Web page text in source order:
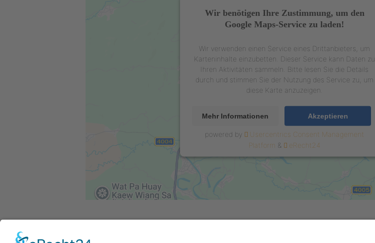
Wir benötigen Ihre Zustimmung, um den
Google Maps-Service zu laden!
Wir verwenden einen Service eines Drittanbieters, um
Karteninhalte einzubetten. Dieser Service kann Daten zu
Ihren Aktivitäten sammeln. Bitte lesen Sie die Details
durch und stimmen Sie der Nutzung des Service zu, um
diese Karte anzuzeigen.
Mehr Informationen Akzeptieren
powered by
Usercentrics Consent Management
Platform & eRecht24